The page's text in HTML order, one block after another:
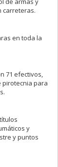
carreteras.
en toda la
71 efectivos,
pirotecnia para
y
y puntos